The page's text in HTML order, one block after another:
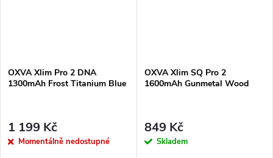
OXVA Xlim Pro 2 DNA
1300mAh Frost Titanium Blue
1 199 Kč
Momentálně nedostupné
OXVA Xlim SQ Pro 2
1600mAh Gunmetal Wood
849 Kč
Skladem